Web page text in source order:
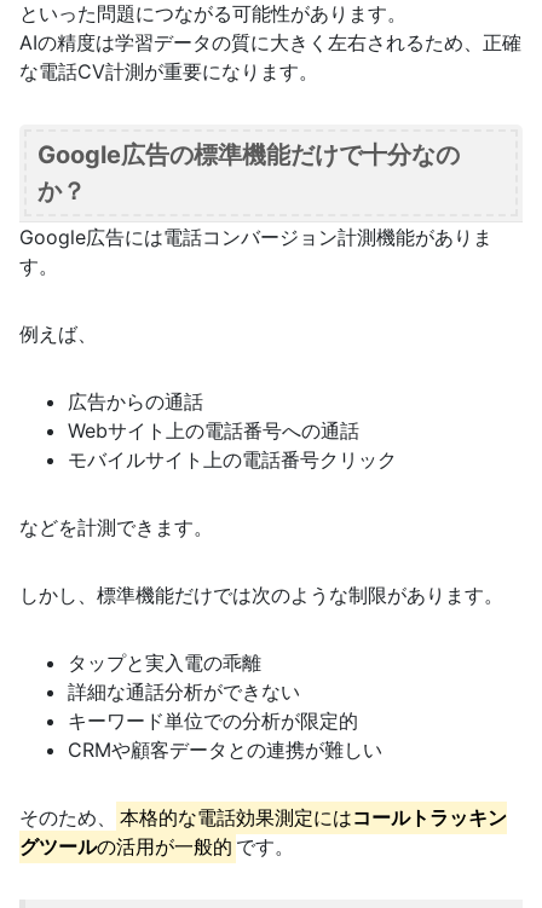
といった問題につながる可能性があります。
AIの精度は学習データの質に大きく左右されるため、正確
な電話CV計測が重要になります。
Google広告の標準機能だけで十分なの
か？
Google広告には電話コンバージョン計測機能がありま
す。
例えば、
広告からの通話
Webサイト上の電話番号への通話
モバイルサイト上の電話番号クリック
などを計測できます。
しかし、標準機能だけでは次のような制限があります。
タップと実入電の乖離
詳細な通話分析ができない
キーワード単位での分析が限定的
CRMや顧客データとの連携が難しい
そのため、 本格的な電話効果測定にはコールトラッキン
グツールの活用が一般的 です。